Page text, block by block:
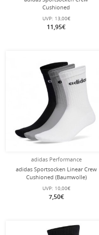
Cushioned
(Fußgewölbeunterstützung,
durchgehend gepolstert) blau/grau -
3 Paar
UVP: 13,00€
11,95€
adidas Performance
adidas Sportsocken Linear Crew
Cushioned (Baumwolle)
weiss/grau/schwarz - 3 Paar
UVP: 10,00€
7,50€